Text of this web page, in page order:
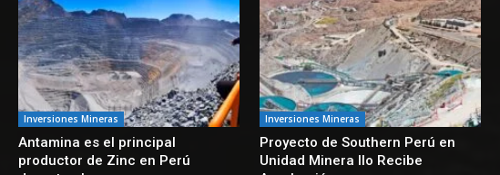
Inversiones Mineras
Antamina es el principal
productor de Zinc en Perú
Inversiones Mineras
Proyecto de Southern Perú en
Unidad Minera Ilo Recibe